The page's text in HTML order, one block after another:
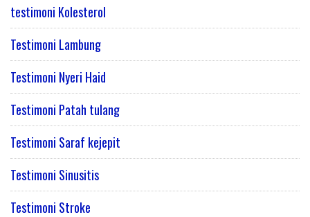
testimoni Kolesterol
Testimoni Lambung
Testimoni Nyeri Haid
Testimoni Patah tulang
Testimoni Saraf kejepit
Testimoni Sinusitis
Testimoni Stroke